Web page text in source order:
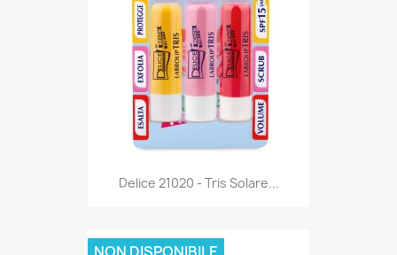
Anteprima
Delice 21020 - Tris Solare...